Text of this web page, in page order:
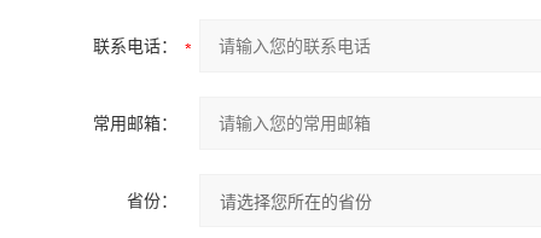
联系电话：
常用邮箱：
省份：